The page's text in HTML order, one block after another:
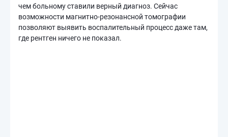
чем больному ставили верный диагноз. Сейчас
возможности магнитно-резонансной томографии
позволяют выявить воспалительный процесс даже там,
где рентген ничего не показал.